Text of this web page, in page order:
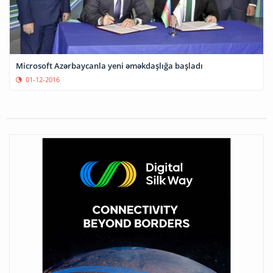
Microsoft Azərbaycanla yeni əməkdaşlığa başladı
01-12-2016